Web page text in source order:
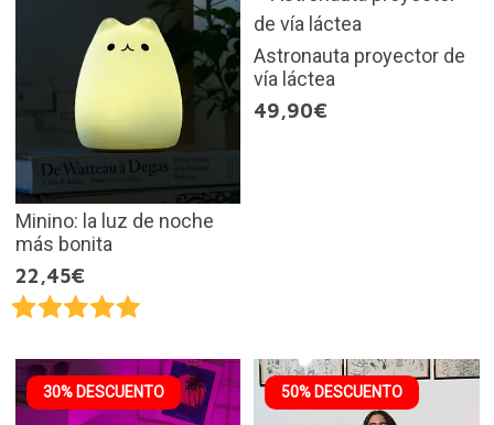
Minino: la luz de noche
más bonita
22,45€
Astronauta proyector de
vía láctea
49,90€
30% DESCUENTO 50% DESCUENTO